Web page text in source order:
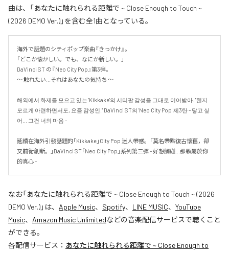
曲は、「あなたに触れられる距離で ~ Close Enough to Touch ~
(2026 DEMO Ver.)」を含む全1曲となっている。
海外で話題のシティポップ楽曲『きっかけ』。
「どこか懐かしい。でも、なにか新しい。」
DaVinci ST の『Neo City Pop』第3弾。
〜 触れたい...それはあなたの気持ち 〜
해외에서 화제를 모으고 있는 'Kikkake'의 시티팝 감성을 그대로 이어받아. "왠지
모르게 아련하면서도, 요즘 감성인." DaVinci ST의 'Neo City Pop' 제3탄 - 닿고 싶
어... 그건 너의 마음 -
延續在海外引發話題的「Kikkake」City Pop 迷人帶感。「莫名帶點復古懷舊，卻
又前衛創新。」DaVinci ST「Neo City Pop」系列第三彈 - 好想觸碰...那顆屬於你
的真心 -
なお「あなたに触れられる距離で ~ Close Enough to Touch ~ (2026
DEMO Ver.)」は、 Apple Music、 Spotify、 LINE MUSIC、 YouTube
Music、 Amazon Music Unlimitedなどの音楽配信サービスで聴くこと
ができる。
各配信サービス： あなたに触れられる距離で ~ Close Enough to